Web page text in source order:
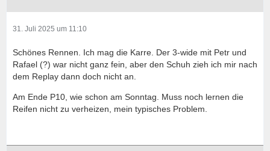
31. Juli 2025 um 11:10
Schönes Rennen. Ich mag die Karre. Der 3-wide mit Petr und
Rafael (?) war nicht ganz fein, aber den Schuh zieh ich mir nach
dem Replay dann doch nicht an.
Am Ende P10, wie schon am Sonntag. Muss noch lernen die
Reifen nicht zu verheizen, mein typisches Problem.